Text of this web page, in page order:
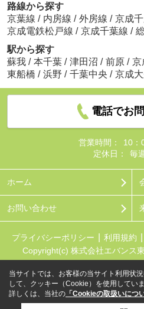
路線から探す
京葉線 / 内房線 / 外房線 / 京成
京成電鉄松戸線 / 京成千葉線 /
駅から探す
蘇我 / 本千葉 / 津田沼 / 前原 / 京
東船橋 / 浜野 / 千葉中央 / 京成
電話でお
営業時間：
10：
定休日：
毎
ホーム
お問い合わせ
プライバシーポリシー 利用規約
Copyright(c) 株式会社エバンス
当サイトでは、お客様の当サイト利用状
して、クッキー（Cookie）を使用していま
詳しくは、当社の 「Cookieの取扱いにつ